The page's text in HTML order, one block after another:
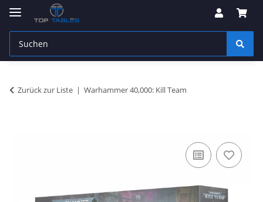
Zurück zur Liste Warhammer 40,000: Kill Team